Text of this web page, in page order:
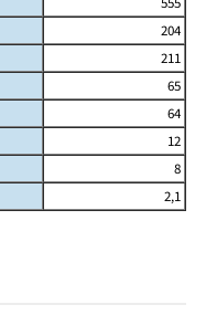
204
211
65
64
12
8
2,1